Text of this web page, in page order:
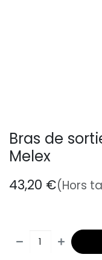
Bras de
Melex
43,20 €(Hors